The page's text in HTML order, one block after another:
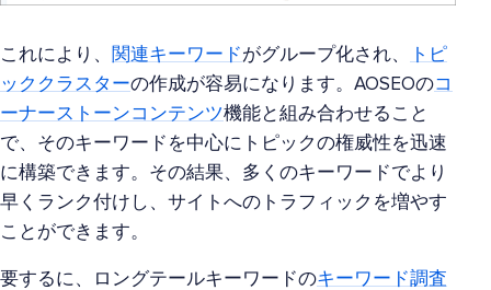
これにより、 関連キーワードがグループ化され、
トピ
ッククラスターの作成が容易になります。AOSEOのコ
ーナーストーンコンテンツ機能と組み合わせること
で、そのキーワードを中心にトピックの権威性を迅速
に構築できます。その結果、多くのキーワードでより
早くランク付けし、サイトへのトラフィックを増やす
ことができます。
要するに、ロングテールキーワードのキーワード調査